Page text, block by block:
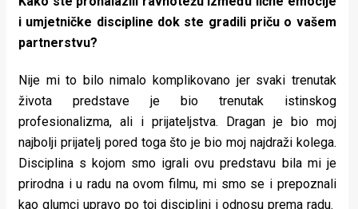
i umjetničke discipline dok ste gradili priču o vašem
partnerstvu?
Nije mi to bilo nimalo komplikovano jer svaki trenutak
života predstave je bio trenutak istinskog
profesionalizma, ali i prijateljstva. Dragan je bio moj
najbolji prijatelj pored toga što je bio moj najdraži kolega.
Disciplina s kojom smo igrali ovu predstavu bila mi je
prirodna i u radu na ovom filmu, mi smo se i prepoznali
kao glumci upravo po toj disciplini i odnosu prema radu.